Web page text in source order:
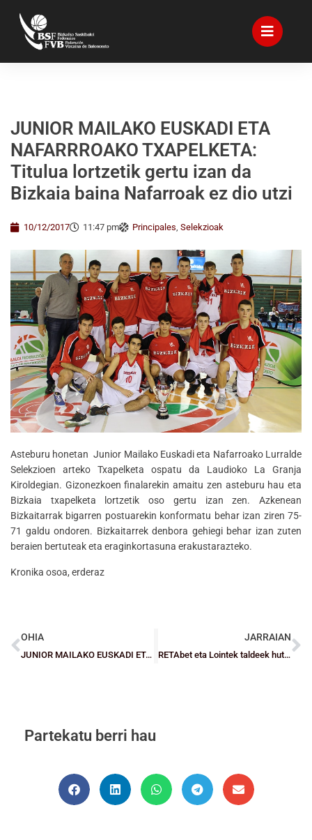
JUNIOR MAILAKO EUSKADI ETA
NAFARRROAKO TXAPELKETA:
Titulua lortzetik gertu izan da
Bizkaia baina Nafarroak ez dio utzi
10/12/2017 11:47 pm Principales, Selekzioak
Asteburu honetan Junior Mailako Euskadi eta Nafarroako Lurralde
Selekzioen arteko Txapelketa ospatu da Laudioko La Granja
Kiroldegian. Gizonezkoen finalarekin amaitu zen asteburu hau eta
Bizkaia txapelketa lortzetik oso gertu izan zen. Azkenean
Bizkaitarrak bigarren postuarekin konformatu behar izan ziren 75-
71 galdu ondoren. Bizkaitarrek denbora gehiegi behar izan zuten
beraien bertuteak eta eraginkortasuna erakustarazteko.
Kronika osoa, erderaz
OHIA
JUNIOR MAILAKO EUSKADI ETA NAFARRROAKO TXAPELKETA: Azken laurden bikainari esker hirugarren postua lortu dute Bizkaitarrek Nafarroari irabazita
JARRAIAN
RETAbet eta Lointek taldeek huts egin dute eta gainontzeko bizkaitarrek aurrera jarraitzen dute garaipenak pilatuz
Partekatu berri hau